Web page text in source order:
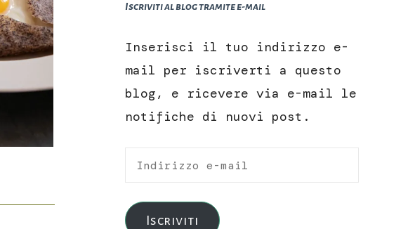
Iscriviti al blog tramite e-mail
Inserisci il tuo indirizzo e-
mail per iscriverti a questo
blog, e ricevere via e-mail le
notifiche di nuovi post.
Indirizzo
mail
Iscriviti